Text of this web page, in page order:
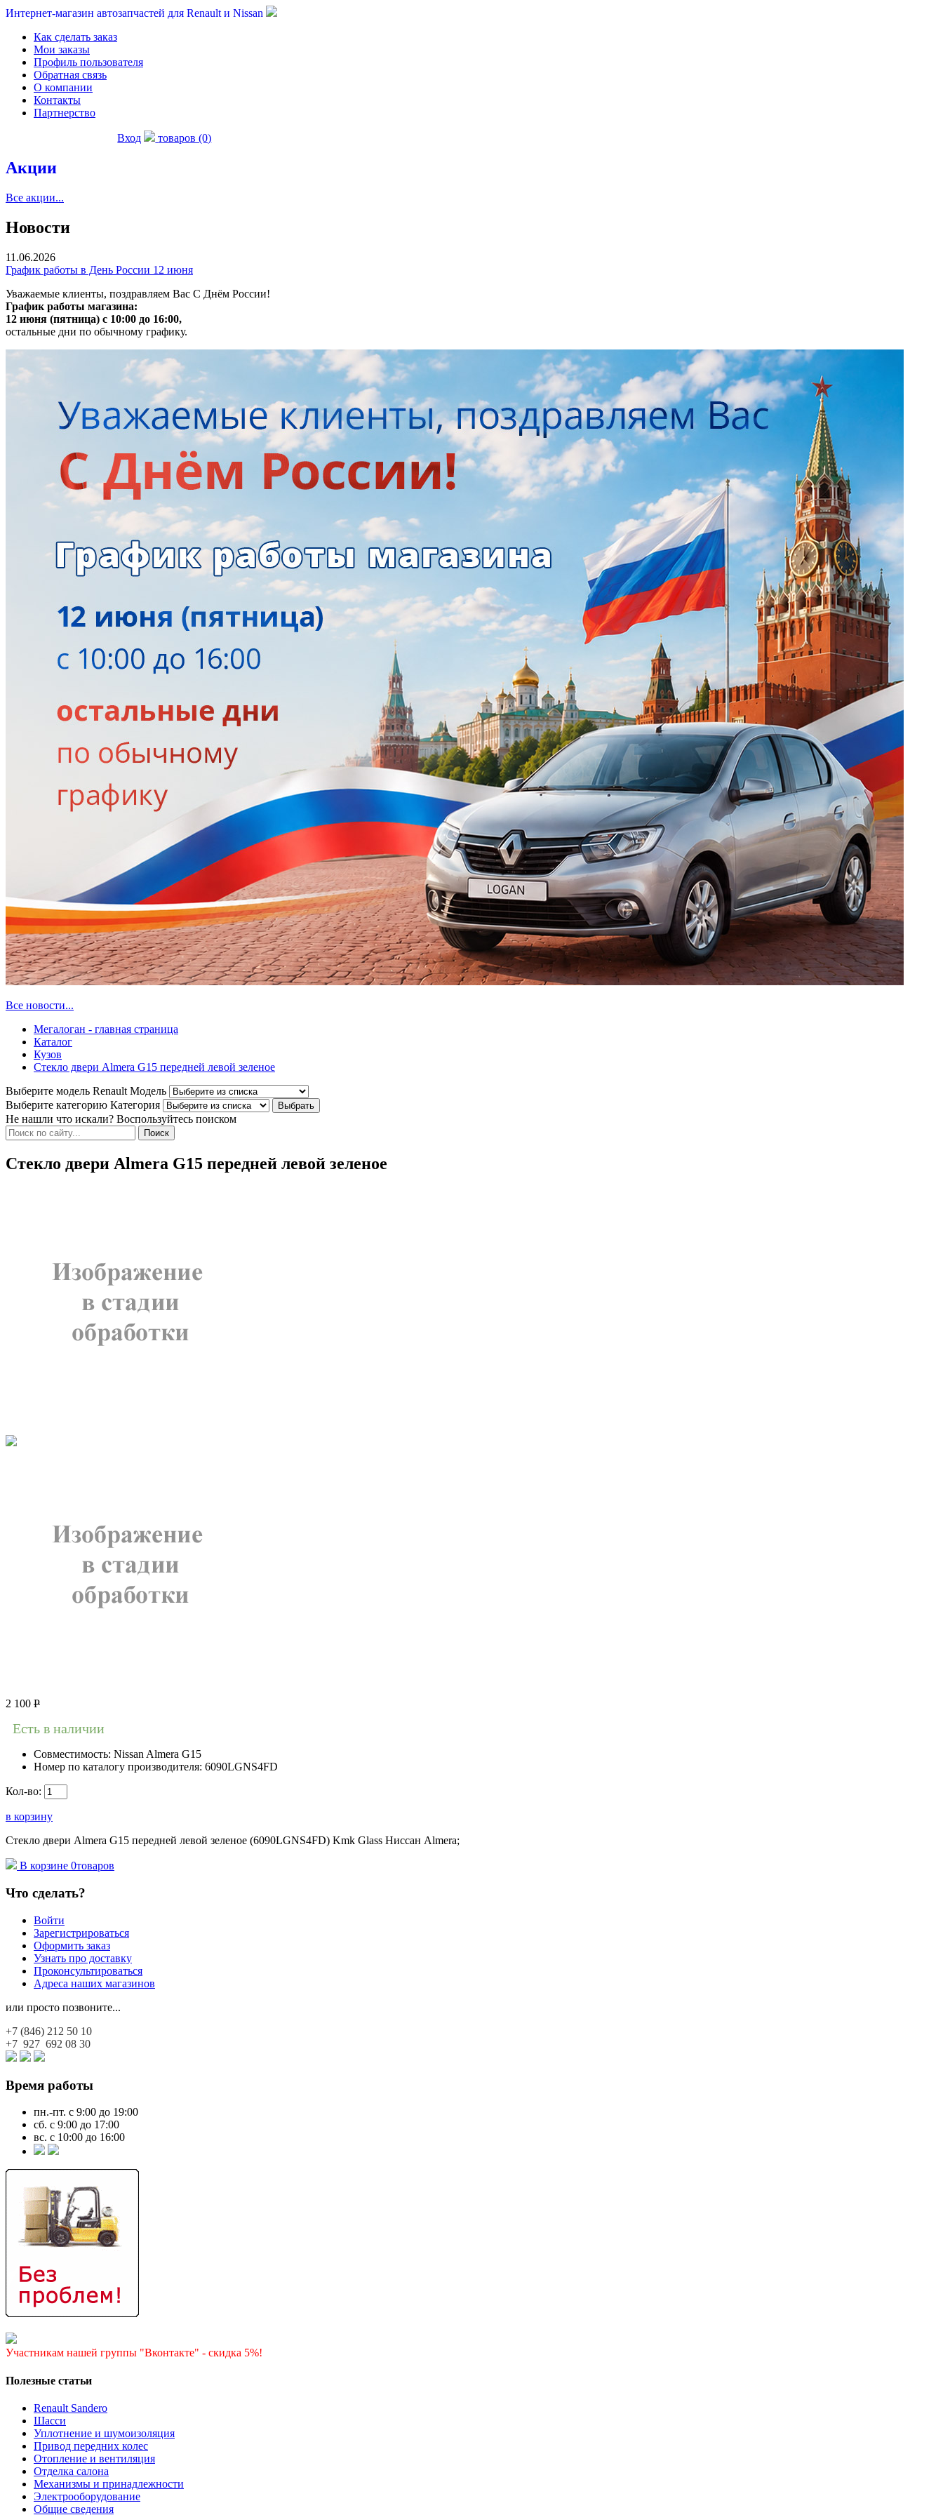
Интернет-магазин автозапчастей для Renault и Nissan
Как сделать заказ
Мои заказы
Профиль пользователя
Обратная связь
О компании
Контакты
Партнерство
Вход товаров (0)
Акции
Все акции...
Новости
11.06.2026
График работы в День России 12 июня
Уважаемые клиенты, поздравляем Вас С Днём России!
График работы магазина:
12 июня (пятница) с 10:00 до 16:00,
остальные дни по обычному графику.
Все новости...
Мегалоган - главная страница
Каталог
Кузов
Стекло двери Almera G15 передней левой зеленое
Выберите модель Renault Модель
Выберите категорию Категория
Не нашли что искали? Воспользуйтесь поиском
Стекло двери Almera G15 передней левой зеленое
2 100 Р
Есть в наличии
Совместимость: Nissan Almera G15
Номер по каталогу производителя: 6090LGNS4FD
Кол-во:
в корзину
Стекло двери Almera G15 передней левой зеленое (6090LGNS4FD) Kmk Glass Ниссан Almera;
В корзине 0товаров
Что сделать?
Войти
Зарегистрироваться
Оформить заказ
Узнать про доставку
Проконсультироваться
Адреса наших магазинов
или просто позвоните...
+7 (846) 212 50 10
+7 927 692 08 30
Время работы
пн.-пт. с 9:00 до 19:00
сб. с 9:00 до 17:00
вс. с 10:00 до 16:00
Участникам нашей группы "Вконтакте" - скидка 5%!
Полезные статьи
Renault Sandero
Шасси
Уплотнение и шумоизоляция
Привод передних колес
Отопление и вентиляция
Отделка салона
Механизмы и принадлежности
Электрооборудование
Общие сведения